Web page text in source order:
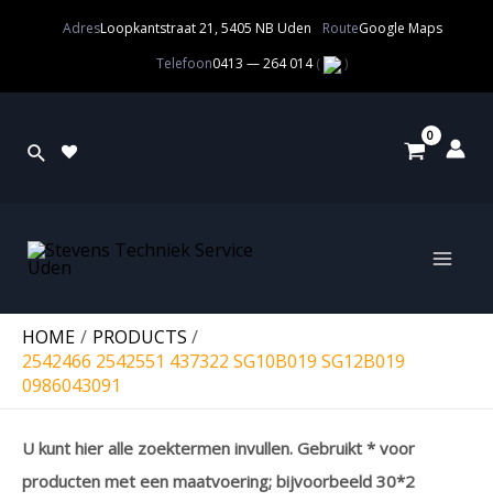
AdresLoopkantstraat 21, 5405 NB Uden RouteGoogle Maps
Telefoon0413 — 264 014( )
HOME
PRODUCTS
2542466 2542551 437322 SG10B019 SG12B019
0986043091
U kunt hier alle zoektermen invullen. Gebruikt * voor
producten met een maatvoering; bijvoorbeeld 30*2